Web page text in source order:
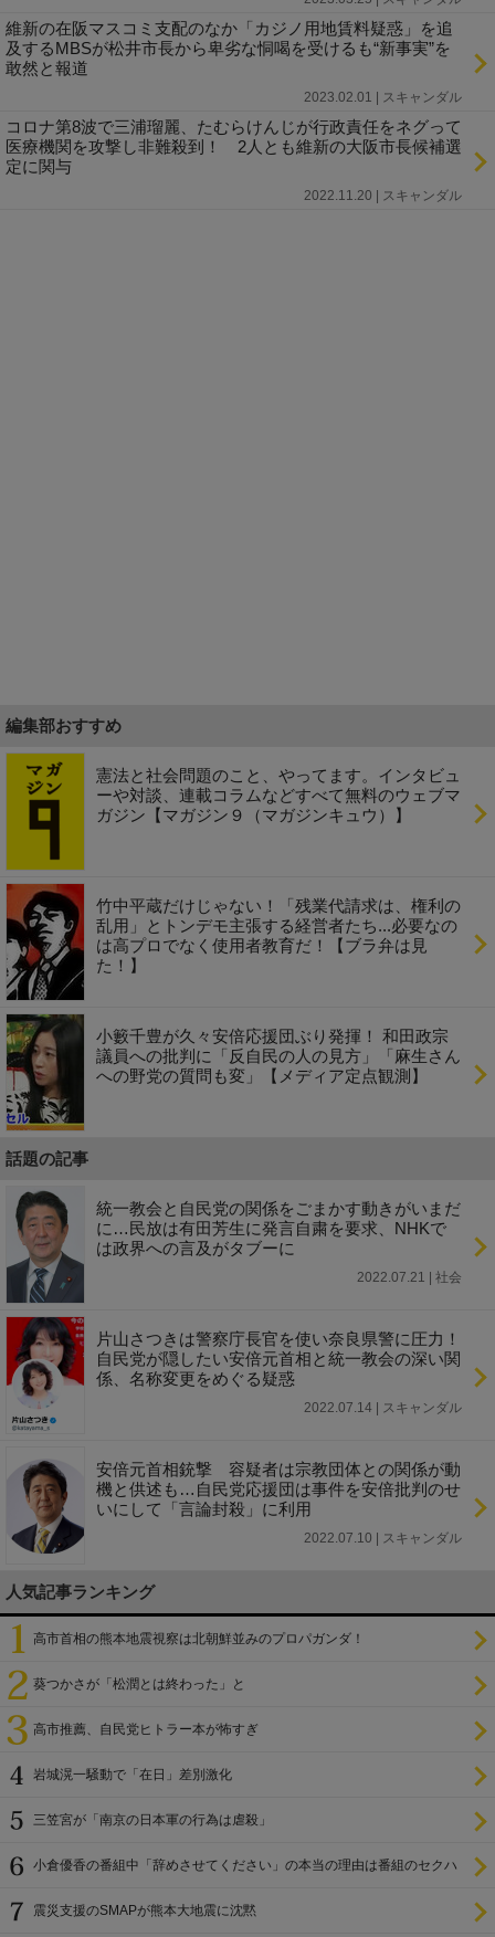
維新の在阪マスコミ支配のなか「カジノ用地賃料疑惑」を追
及するMBSが松井市長から卑劣な恫喝を受けるも“新事実”を
敢然と報道
2023.02.01 | スキャンダル
コロナ第8波で三浦瑠麗、たむらけんじが行政責任をネグって
医療機関を攻撃し非難殺到！ 2人とも維新の大阪市長候補選
定に関与
2022.11.20 | スキャンダル
編集部おすすめ
憲法と社会問題のこと、やってます。インタビュ
ーや対談、連載コラムなどすべて無料のウェブマ
ガジン【マガジン９（マガジンキュウ）】
竹中平蔵だけじゃない！「残業代請求は、権利の
乱用」とトンデモ主張する経営者たち...必要なの
は高プロでなく使用者教育だ！【ブラ弁は見
た！】
小籔千豊が久々安倍応援団ぶり発揮！ 和田政宗
議員への批判に「反自民の人の見方」「麻生さん
への野党の質問も変」【メディア定点観測】
話題の記事
統一教会と自民党の関係をごまかす動きがいまだ
に…民放は有田芳生に発言自粛を要求、NHKで
は政界への言及がタブーに
2022.07.21 | 社会
片山さつきは警察庁長官を使い奈良県警に圧力！
自民党が隠したい安倍元首相と統一教会の深い関
係、名称変更をめぐる疑惑
2022.07.14 | スキャンダル
安倍元首相銃撃 容疑者は宗教団体との関係が動
機と供述も…自民党応援団は事件を安倍批判のせ
いにして「言論封殺」に利用
2022.07.10 | スキャンダル
人気記事ランキング
高市首相の熊本地震視察は北朝鮮並みのプロパガンダ！
葵つかさが「松潤とは終わった」と
高市推薦、自民党ヒトラー本が怖すぎ
岩城滉一騒動で「在日」差別激化
三笠宮が「南京の日本軍の行為は虐殺」
小倉優香の番組中「辞めさせてください」の本当の理由は番組のセクハ
震災支援のSMAPが熊本大地震に沈黙